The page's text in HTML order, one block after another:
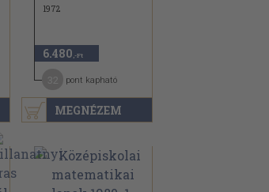
MEGNÉZEM
1972
6.480 ,-Ft
pont kapható